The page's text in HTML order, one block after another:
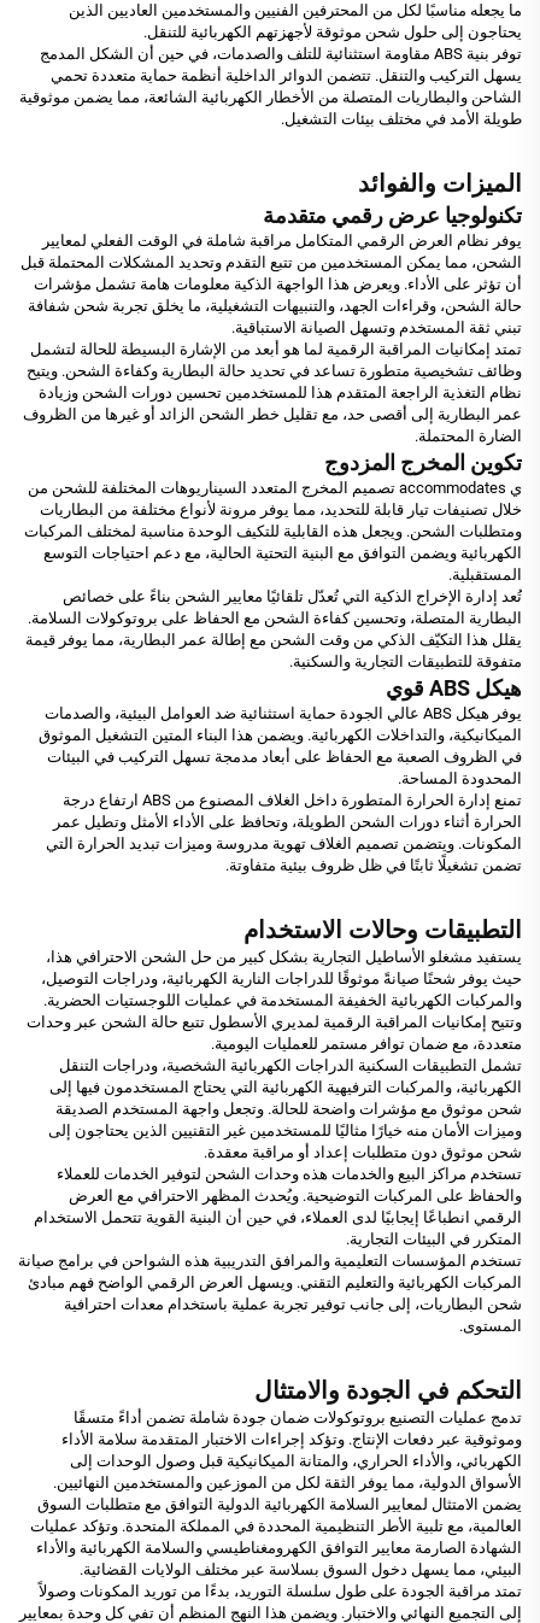
ما يجعله مناسبًا لكل من المحترفين الفنيين والمستخدمين العاديين الذين
يحتاجون إلى حلول شحن موثوقة لأجهزتهم الكهربائية للتنقل.
توفر بنية ABS مقاومة استثنائية للتلف والصدمات، في حين أن الشكل المدمج
يسهل التركيب والتنقل. تتضمن الدوائر الداخلية أنظمة حماية متعددة تحمي
الشاحن والبطاريات المتصلة من الأخطار الكهربائية الشائعة، مما يضمن موثوقية
طويلة الأمد في مختلف بيئات التشغيل.
الميزات والفوائد
تكنولوجيا عرض رقمي متقدمة
يوفر نظام العرض الرقمي المتكامل مراقبة شاملة في الوقت الفعلي لمعايير
الشحن، مما يمكن المستخدمين من تتبع التقدم وتحديد المشكلات المحتملة قبل
أن تؤثر على الأداء. ويعرض هذا الواجهة الذكية معلومات هامة تشمل مؤشرات
حالة الشحن، وقراءات الجهد، والتنبيهات التشغيلية، ما يخلق تجربة شحن شفافة
تبني ثقة المستخدم وتسهل الصيانة الاستباقية.
تمتد إمكانيات المراقبة الرقمية لما هو أبعد من الإشارة البسيطة للحالة لتشمل
وظائف تشخيصية متطورة تساعد في تحديد حالة البطارية وكفاءة الشحن. ويتيح
نظام التغذية الراجعة المتقدم هذا للمستخدمين تحسين دورات الشحن وزيادة
عمر البطارية إلى أقصى حد، مع تقليل خطر الشحن الزائد أو غيرها من الظروف
الضارة المحتملة.
تكوين المخرج المزدوج
ي accommodates تصميم المخرج المتعدد السيناريوهات المختلفة للشحن من
خلال تصنيفات تيار قابلة للتحديد، مما يوفر مرونة لأنواع مختلفة من البطاريات
ومتطلبات الشحن. ويجعل هذه القابلية للتكيف الوحدة مناسبة لمختلف المركبات
الكهربائية ويضمن التوافق مع البنية التحتية الحالية، مع دعم احتياجات التوسع
المستقبلية.
تُعد إدارة الإخراج الذكية التي تُعدّل تلقائيًا معايير الشحن بناءً على خصائص
البطارية المتصلة، وتحسين كفاءة الشحن مع الحفاظ على بروتوكولات السلامة.
يقلل هذا التكيّف الذكي من وقت الشحن مع إطالة عمر البطارية، مما يوفر قيمة
متفوقة للتطبيقات التجارية والسكنية.
هيكل ABS قوي
يوفر هيكل ABS عالي الجودة حماية استثنائية ضد العوامل البيئية، والصدمات
الميكانيكية، والتداخلات الكهربائية. ويضمن هذا البناء المتين التشغيل الموثوق
في الظروف الصعبة مع الحفاظ على أبعاد مدمجة تسهل التركيب في البيئات
المحدودة المساحة.
تمنع إدارة الحرارة المتطورة داخل الغلاف المصنوع من ABS ارتفاع درجة
الحرارة أثناء دورات الشحن الطويلة، وتحافظ على الأداء الأمثل وتطيل عمر
المكونات. ويتضمن تصميم الغلاف تهوية مدروسة وميزات تبديد الحرارة التي
تضمن تشغيلًا ثابتًا في ظل ظروف بيئية متفاوتة.
التطبيقات وحالات الاستخدام
يستفيد مشغلو الأساطيل التجارية بشكل كبير من حل الشحن الاحترافي هذا،
حيث يوفر شحنًا صيانةً موثوقًا للدراجات النارية الكهربائية، ودراجات التوصيل،
والمركبات الكهربائية الخفيفة المستخدمة في عمليات اللوجستيات الحضرية.
وتتيح إمكانيات المراقبة الرقمية لمديري الأسطول تتبع حالة الشحن عبر وحدات
متعددة، مع ضمان توافر مستمر للعمليات اليومية.
تشمل التطبيقات السكنية الدراجات الكهربائية الشخصية، ودراجات التنقل
الكهربائية، والمركبات الترفيهية الكهربائية التي يحتاج المستخدمون فيها إلى
شحن موثوق مع مؤشرات واضحة للحالة. وتجعل واجهة المستخدم الصديقة
وميزات الأمان منه خيارًا مثاليًا للمستخدمين غير التقنيين الذين يحتاجون إلى
شحن موثوق دون متطلبات إعداد أو مراقبة معقدة.
تستخدم مراكز البيع والخدمات هذه وحدات الشحن لتوفير الخدمات للعملاء
والحفاظ على المركبات التوضيحية. ويُحدث المظهر الاحترافي مع العرض
الرقمي انطباعًا إيجابيًا لدى العملاء، في حين أن البنية القوية تتحمل الاستخدام
المتكرر في البيئات التجارية.
تستخدم المؤسسات التعليمية والمرافق التدريبية هذه الشواحن في برامج صيانة
المركبات الكهربائية والتعليم التقني. ويسهل العرض الرقمي الواضح فهم مبادئ
شحن البطاريات، إلى جانب توفير تجربة عملية باستخدام معدات احترافية
المستوى.
التحكم في الجودة والامتثال
تدمج عمليات التصنيع بروتوكولات ضمان جودة شاملة تضمن أداءً متسقًا
وموثوقية عبر دفعات الإنتاج. وتؤكد إجراءات الاختبار المتقدمة سلامة الأداء
الكهربائي، والأداء الحراري، والمتانة الميكانيكية قبل وصول الوحدات إلى
الأسواق الدولية، مما يوفر الثقة لكل من الموزعين والمستخدمين النهائيين.
يضمن الامتثال لمعايير السلامة الكهربائية الدولية التوافق مع متطلبات السوق
العالمية، مع تلبية الأطر التنظيمية المحددة في المملكة المتحدة. وتؤكد عمليات
الشهادة الصارمة معايير التوافق الكهرومغناطيسي والسلامة الكهربائية والأداء
البيئي، مما يسهل دخول السوق بسلاسة عبر مختلف الولايات القضائية.
تمتد مراقبة الجودة على طول سلسلة التوريد، بدءًا من توريد المكونات وصولاً
إلى التجميع النهائي والاختبار. ويضمن هذا النهج المنظم أن تفي كل وحدة بمعايير